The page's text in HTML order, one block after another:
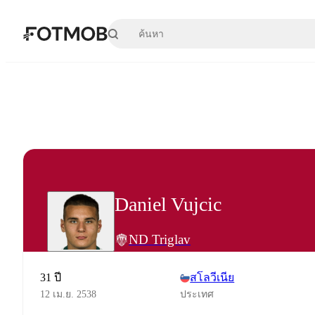
ข้ามไปยังเนื้อหาหลัก
Daniel Vujcic
ND Triglav
31 ปี
12 เม.ย. 2538
สโลวีเนีย
ประเทศ